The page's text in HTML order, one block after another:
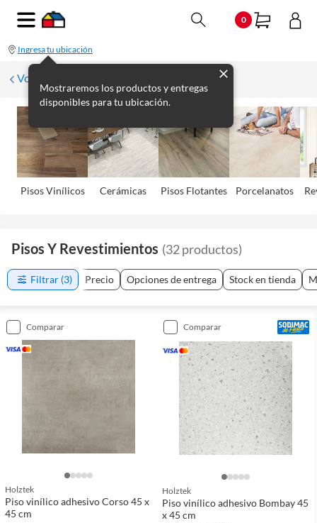
0
Ingresa tu ubicación
Mostraremos los productos y entregas
disponibles para tu ubicación.
Volver
Pisos Viní­licos Cerámicas Pisos Flotantes Porcelanatos
Pisos Y Revestimientos (32productos)
Filtrar (3) Precio Opciones de entrega Stock en tienda
comparar
Holztek
Piso vinílico adhesivo Corso 45 x
45 cm
comparar
Holztek
Piso vinílico adhesivo Bombay 45
x 45 cm